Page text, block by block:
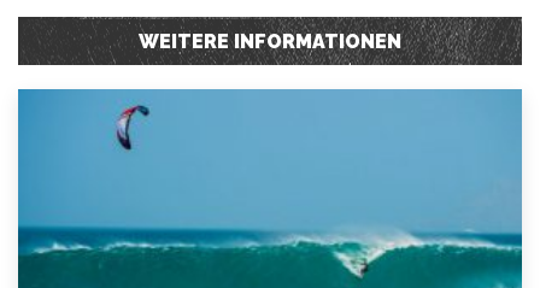
WEITERE INFORMATIONEN